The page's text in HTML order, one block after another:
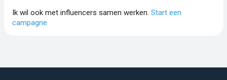
Ik wil ook met influencers samen werken. Start een
campagne